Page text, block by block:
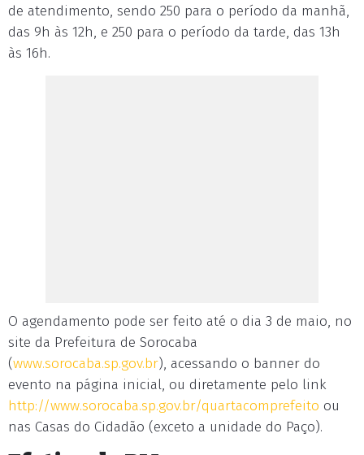
de atendimento, sendo 250 para o período da manhã,
das 9h às 12h, e 250 para o período da tarde, das 13h
às 16h.
O agendamento pode ser feito até o dia 3 de maio, no
site da Prefeitura de Sorocaba
(www.sorocaba.sp.gov.br), acessando o banner do
evento na página inicial, ou diretamente pelo link
http://www.sorocaba.sp.gov.br/quartacomprefeito ou
nas Casas do Cidadão (exceto a unidade do Paço).